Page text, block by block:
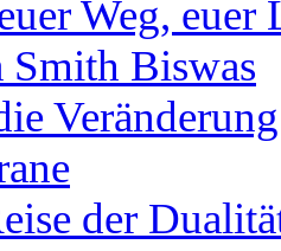
Weg, euer
Smith Biswas
der